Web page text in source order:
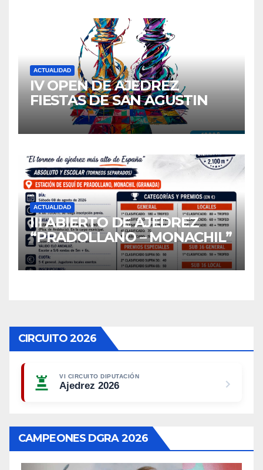
ACTUALIDAD
IV OPEN DE AJEDREZ
FIESTAS DE SAN AGUSTIN
ACTUALIDAD
III ABIERTO DE AJEDREZ
“PRADOLLANO – MONACHIL”
CIRCUITO 2026
VI CIRCUITO DIPUTACIÓN
Ajedrez 2026
CAMPEONES DGRA 2026